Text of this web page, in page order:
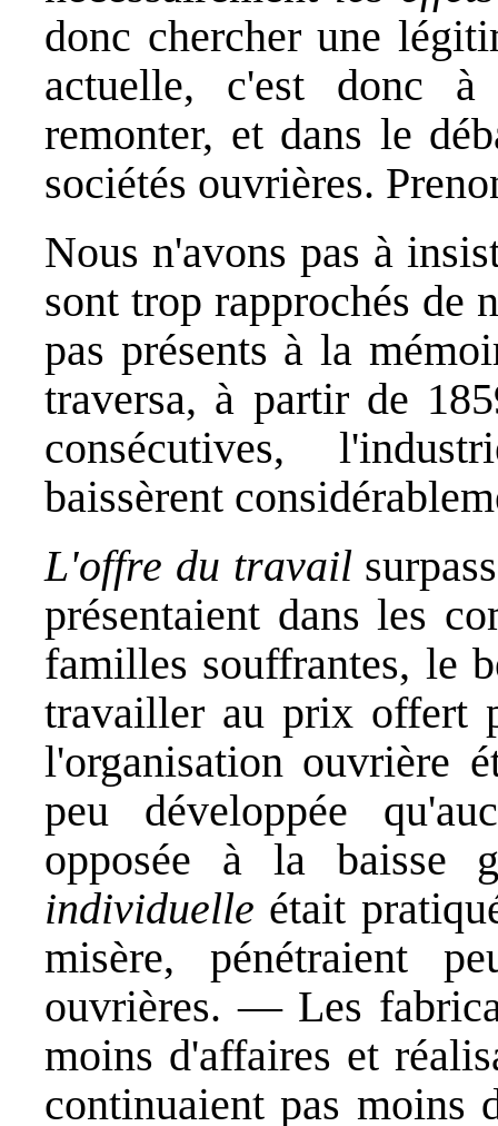
donc chercher une
actuelle, c'est donc
remonter, et dans le
sociétés ouvrières.
Nous n'avons pas à
sont trop rapprochés de
pas présents à la
traversa, à partir de
consécutives,
baissèrent
L'offre du travail
présentaient dans les
familles souffrantes, le
travailler au prix offert
l'organisation ouvrière
peu développée
opposée à la baisse
individuelle était
misère, pénétraient
ouvrières. — Les
moins d'affaires et
continuaient pas moins